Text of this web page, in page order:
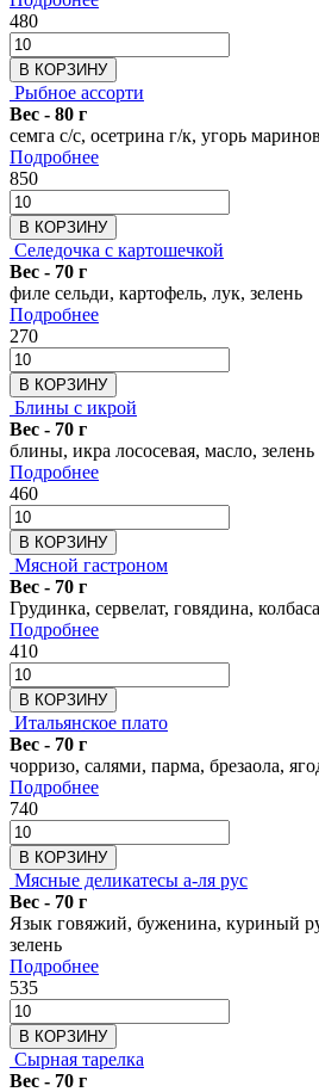
480
В КОРЗИНУ
Рыбное ассорти
Вес - 80 г
семга с/с, осетрина г/к, угорь
Подробнее
850
В КОРЗИНУ
Селедочка с картошечкой
Вес - 70 г
филе сельди, картофель, лук, зелень
Подробнее
270
В КОРЗИНУ
Блины с икрой
Вес - 70 г
блины, икра лососевая, масло, зелень
Подробнее
460
В КОРЗИНУ
Мясной гастроном
Вес - 70 г
Грудинка, сервелат, говядина,
Подробнее
410
В КОРЗИНУ
Итальянское плато
Вес - 70 г
чорризо, салями, парма, брезаола,
Подробнее
740
В КОРЗИНУ
Мясные деликатесы а-ля рус
Вес - 70 г
Язык говяжий, буженина, куриный
зелень
Подробнее
535
В КОРЗИНУ
Сырная тарелка
Вес - 70 г